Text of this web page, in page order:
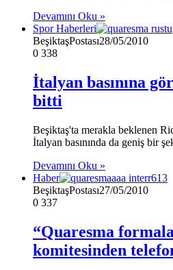
Devamını Oku »
Spor Haberleri
BeşiktaşPostası28/05/2010
0 338
İtalyan basınına
bitti
Beşiktaş'ta merakla beklenen
İtalyan basınında da geniş bir
Devamını Oku »
Haber
BeşiktaşPostası27/05/2010
0 337
“Quaresma
komitesinden